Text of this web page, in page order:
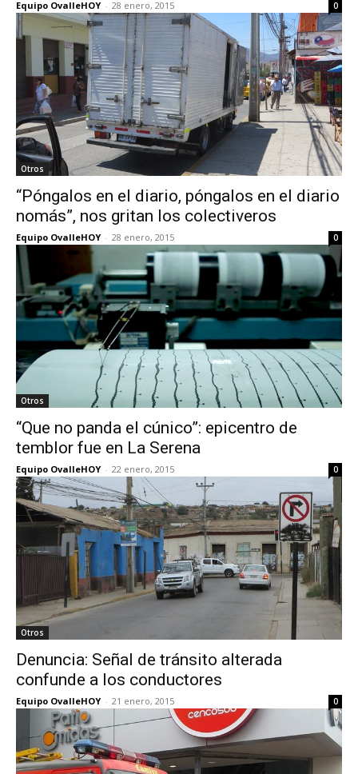
Equipo OvalleHOY - 28 enero, 2015 0
Otros
“Póngalos en el diario, póngalos en el diario
nomás”, nos gritan los colectiveros
Equipo OvalleHOY - 28 enero, 2015 0
Otros
“Que no panda el cúnico”: epicentro de
temblor fue en La Serena
Equipo OvalleHOY - 22 enero, 2015 0
Otros
Denuncia: Señal de tránsito alterada
confunde a los conductores
Equipo OvalleHOY - 21 enero, 2015 0